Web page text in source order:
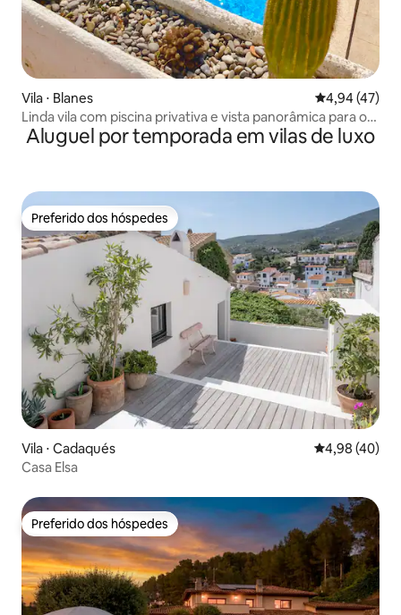
Vila ⋅ Blanes 4,94 de uma
4,94 (47)
Linda vila com piscina privativa e vista panorâmica para o
mar
Aluguel por temporada em vilas de luxo
Preferido dos hóspedes
Preferido dos hóspedes
Vila ⋅ Cadaqués 4,98 de uma
4,98 (40)
Casa Elsa
Preferido dos hóspedes
Preferido dos hóspedes